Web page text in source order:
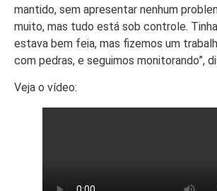
mantido, sem apresentar nenhum
muito, mas tudo está sob controle.
estava bem feia, mas fizemos um
com pedras, e seguimos monitorando”,
Veja o vídeo: